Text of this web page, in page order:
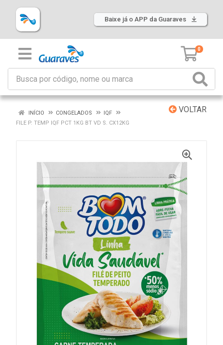
Baixe já o APP da Guaraves
0
VOLTAR
INÍCIO CONGELADOS
IQF
FILE P. TEMP IQF PCT 1KG BT VD S. CX12KG